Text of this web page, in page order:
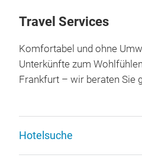
Travel Services
Komfortabel und ohne
Unterkünfte zum
Frankfurt – wir beraten Sie
Hotelsuche